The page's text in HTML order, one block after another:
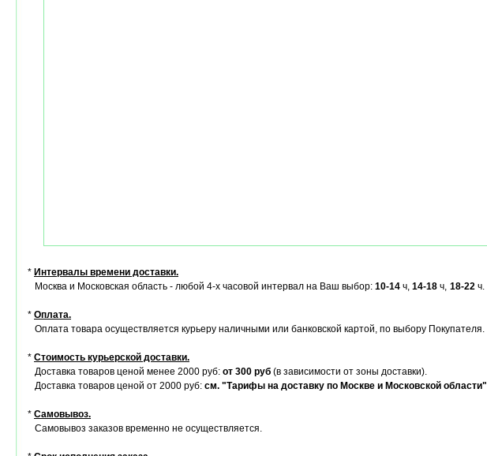
* Интервалы времени доставки.
Москва и Московская область - любой 4-х часовой интервал на Ваш выбор: 10-14 ч, 14-18 ч, 18-22 ч.
* Оплата.
Оплата товара осуществляется курьеру наличными или банковской картой, по выбору Покупателя.
* Стоимость курьерской доставки.
Доставка товаров ценой менее 2000 руб: от 300 руб (в зависимости от зоны доставки).
Доставка товаров ценой от 2000 руб: см. "Тарифы на доставку по Москве и Московской области"
* Самовывоз.
Самовывоз заказов временно не осуществляется.